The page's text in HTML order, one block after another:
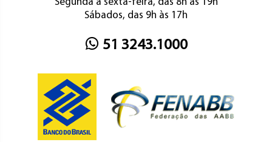
Segunda a sexta-feira, das 8h às 19h
Sábados, das 9h às 17h
51 3243.1000